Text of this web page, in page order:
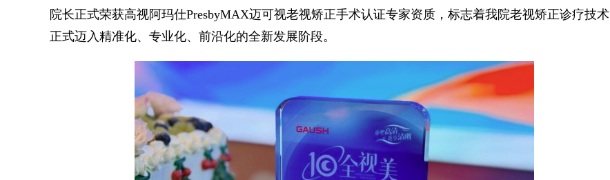
院长正式荣获高视阿玛仕PresbyMAX迈可视老视矫正手术认证专家资质，标志着我院老视矫正诊疗技术
正式迈入精准化、专业化、前沿化的全新发展阶段。